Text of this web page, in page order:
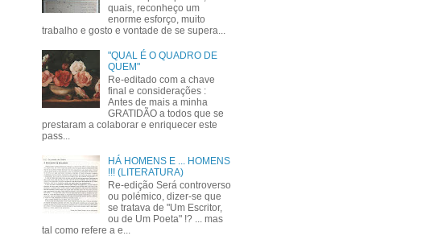
quais, reconheço um
enorme esforço, muito
trabalho e gosto e vontade de se supera...
"QUAL É O QUADRO DE
QUEM"
Re-editado com a chave
final e considerações :
Antes de mais a minha
GRATIDÃO a todos que se
prestaram a colaborar e enriquecer este
pass...
HÁ HOMENS E ... HOMENS
!!! (LITERATURA)
Re-edição Será controverso
ou polémico, dizer-se que
se tratava de "Um Escritor,
ou de Um Poeta" !? ... mas
tal como refere a e...